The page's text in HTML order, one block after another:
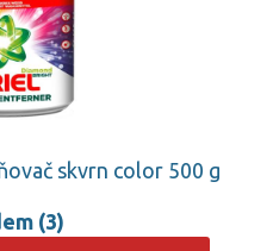
skvrn color 500 g
(3)